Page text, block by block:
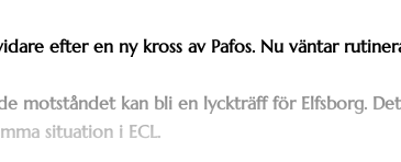
efter en ny kross av Pafos. Nu väntar
motståndet kan bli en lyckträff för Elfsborg.
situation i ECL.